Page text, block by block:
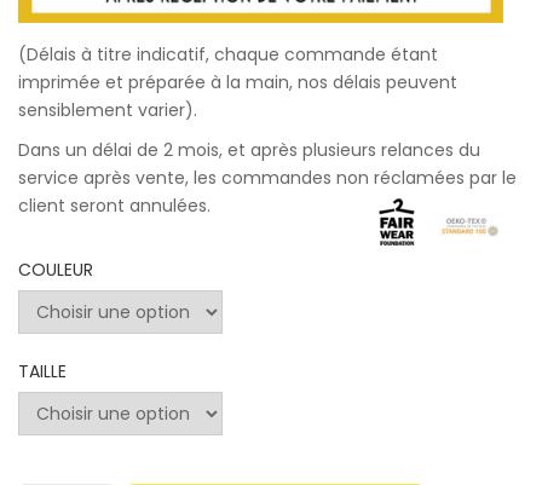
(Délais à titre indicatif, chaque commande étant
imprimée et préparée à la main, nos délais peuvent
sensiblement varier).
Dans un délai de 2 mois, et après plusieurs relances du
service après vente, les commandes non réclamées par le
client seront annulées.
COULEUR
TAILLE